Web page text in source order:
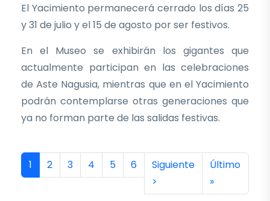
El Yacimiento permanecerá cerrado los días 25
y 31 de julio y el 15 de agosto por ser festivos.
En el Museo se exhibirán los gigantes que
actualmente participan en las celebraciones
de Aste Nagusia, mientras que en el Yacimiento
podrán contemplarse otras generaciones que
ya no forman parte de las salidas festivas.
Paginación
Página actual
1 Página
2 Página
3 Página
4 Página
5 Página
6 Siguiente página
Siguiente
>
Última
Último
»